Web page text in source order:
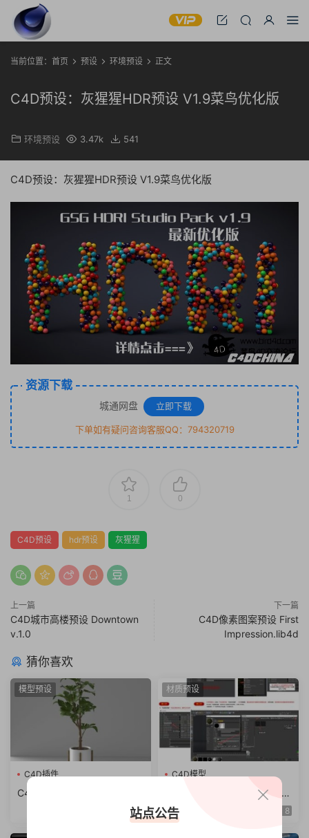
当前位置： 首页 预设 环境预设 正文
C4D预设：灰猩猩HDR预设 V1.9菜鸟优化版
环境预设 3.47k 541
C4D预设：灰猩猩HDR预设 V1.9菜鸟优化版
资源下载
城通网盘 立即下载
下单如有疑问咨询客服QQ：794320719
1 0
C4D预设 hdr预设 灰猩猩
上一篇
C4D城市高楼预设 Downtown
v.1.0
下一篇
C4D像素图案预设 First
Impression.lib4d
猜你喜欢
模型预设
C4D插件
C4D obj fbx 室内植物盆栽模
型oc渲染带材质贴图3d花卉5
材质预设
C4D模型
C4D自带渲染中文材质球预设
金属 玻璃 布纹水木质透明材
质包合集（5.65G）
8
站点公告